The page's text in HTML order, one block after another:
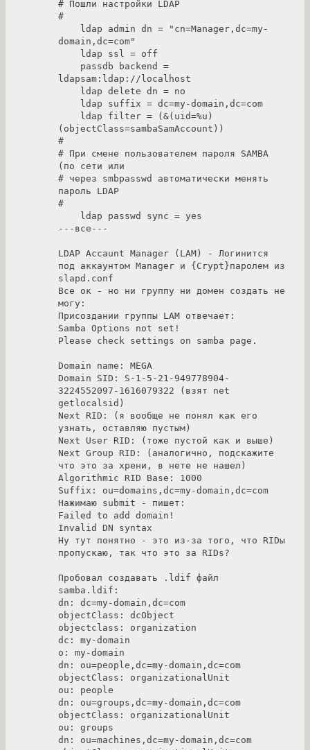
# Пошли настройки LDAP
#
domain,dc=com"
ldapsam:ldap://localhost
(objectClass=sambaSamAccount))
#
# При смене пользователем пароля SAMBA
(по сети или
# через smbpasswd автоматически менять
пароль LDAP
#
---все---
LDAP Accaunt Manager (LAM) - Логинится
под аккаунтом Manager и {Crypt}паролем из
slapd.conf
Все ок - но ни группу ни домен создать не
могу:
Присоздании группы LAM отвечает:
Samba Options not set!
Please check settings on samba page.
Domain name: MEGA
Domain SID: S-1-5-21-949778904-
3224552097-1616079322 (взят net
getlocalsid)
Next RID: (я вообще не понял как его
узнать, оставляю пустым)
Next User RID: (тоже пустой как и выше)
Next Group RID: (аналогично, подскажите
что это за хрени, в нете не нашел)
Algorithmic RID Base: 1000
Suffix: ou=domains,dc=my-domain,dc=com
Нажимаю submit - пишет:
Failed to add domain!
Invalid DN syntax
Ну тут понятно - это из-за того, что RIDы
пропускаю, так что это за RIDs?
Пробовал создавать .ldif файл
samba.ldif:
dn: dc=my-domain,dc=com
objectClass: dcObject
objectclass: organization
dc: my-domain
o: my-domain
dn: ou=people,dc=my-domain,dc=com
objectClass: organizationalUnit
ou: people
dn: ou=groups,dc=my-domain,dc=com
objectClass: organizationalUnit
ou: groups
dn: ou=machines,dc=my-domain,dc=com